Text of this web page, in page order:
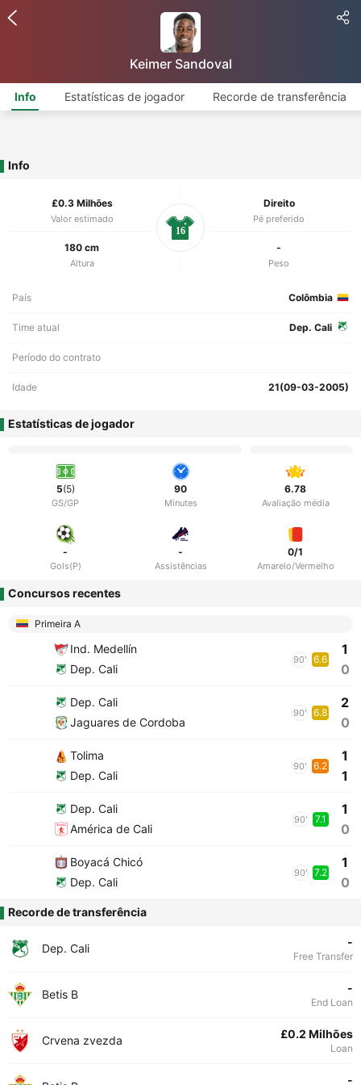
Keimer Sandoval
Info Estatísticas de jogador Recorde de transferência
Info
£0.3 Milhões
Valor estimado
Direito
Pé preferido
180 cm
Altura
-
Peso
16
País Colômbia
Time atual Dep. Cali
Período do contrato
Idade 21(09-03-2005)
Estatísticas de jogador
5(5)
GS/GP
90
Minutes
6.78
Avaliação média
-
Gols(P)
-
Assistências
0/1
Amarelo/Vermelho
Concursos recentes
Primeira A
Ind. Medellín
Dep. Cali
90' 6.6
1
0
Dep. Cali
Jaguares de Cordoba
90' 6.8
2
0
Tolima
Dep. Cali
90' 6.2
1
1
Dep. Cali
América de Cali
90' 7.1
1
0
Boyacá Chicó
Dep. Cali
90' 7.2
1
0
Recorde de transferência
Dep. Cali -
Free Transfer
Betis B -
End Loan
Crvena zvezda £0.2 Milhões
Loan
-